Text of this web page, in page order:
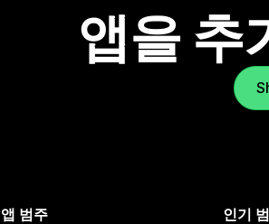
앱을 추
앱 범주 인기